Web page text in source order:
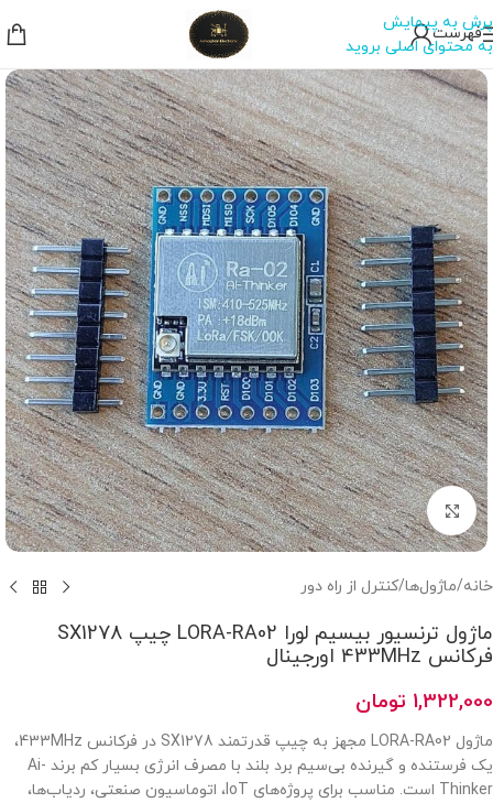
پرش به پیمایش
به محتوای اصلی بروید
فهرست
بزرگنمایی تصویر
خانه/ماژول‌ها/کنترل از راه دور
ماژول ترنسیور بیسیم لورا LORA-RA02 چیپ SX1278
فرکانس 433MHz اورجینال
1,322,000 تومان
ماژول LORA-RA02 مجهز به چیپ قدرتمند SX1278 در فرکانس 433MHz،
یک فرستنده‌ و گیرنده‌ بی‌سیم برد بلند با مصرف انرژی بسیار کم برند Ai-
Thinker است. مناسب برای پروژه‌های IoT، اتوماسیون صنعتی، ردیاب‌ها،